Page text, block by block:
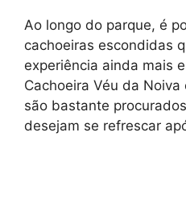
Ao longo do parque, é
cachoeiras escondidas
experiência ainda mais
Cachoeira Véu da
são bastante
desejam se refrescar